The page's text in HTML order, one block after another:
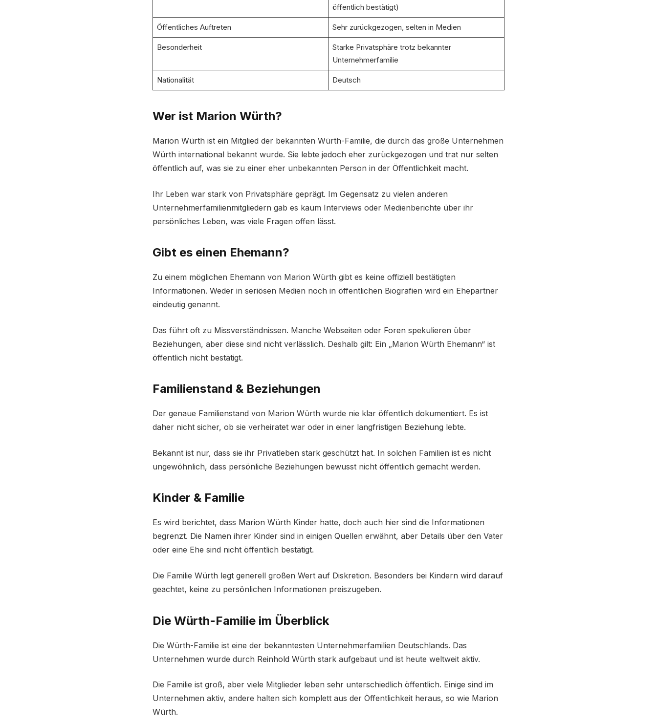
öffentlich bestätigt)
Öffentliches Auftreten Sehr zurückgezogen, selten in Medien
Besonderheit
Starke Privatsphäre trotz bekannter
Unternehmerfamilie
Nationalität Deutsch
Wer ist Marion Würth?
Marion Würth ist ein Mitglied der bekannten Würth-Familie, die durch das große Unternehmen
Würth international bekannt wurde. Sie lebte jedoch eher zurückgezogen und trat nur selten
öffentlich auf, was sie zu einer eher unbekannten Person in der Öffentlichkeit macht.
Ihr Leben war stark von Privatsphäre geprägt. Im Gegensatz zu vielen anderen
Unternehmerfamilienmitgliedern gab es kaum Interviews oder Medienberichte über ihr
persönliches Leben, was viele Fragen offen lässt.
Gibt es einen Ehemann?
Zu einem möglichen Ehemann von Marion Würth gibt es keine offiziell bestätigten
Informationen. Weder in seriösen Medien noch in öffentlichen Biografien wird ein Ehepartner
eindeutig genannt.
Das führt oft zu Missverständnissen. Manche Webseiten oder Foren spekulieren über
Beziehungen, aber diese sind nicht verlässlich. Deshalb gilt: Ein „Marion Würth Ehemann“ ist
öffentlich nicht bestätigt.
Familienstand & Beziehungen
Der genaue Familienstand von Marion Würth wurde nie klar öffentlich dokumentiert. Es ist
daher nicht sicher, ob sie verheiratet war oder in einer langfristigen Beziehung lebte.
Bekannt ist nur, dass sie ihr Privatleben stark geschützt hat. In solchen Familien ist es nicht
ungewöhnlich, dass persönliche Beziehungen bewusst nicht öffentlich gemacht werden.
Kinder & Familie
Es wird berichtet, dass Marion Würth Kinder hatte, doch auch hier sind die Informationen
begrenzt. Die Namen ihrer Kinder sind in einigen Quellen erwähnt, aber Details über den Vater
oder eine Ehe sind nicht öffentlich bestätigt.
Die Familie Würth legt generell großen Wert auf Diskretion. Besonders bei Kindern wird darauf
geachtet, keine zu persönlichen Informationen preiszugeben.
Die Würth-Familie im Überblick
Die Würth-Familie ist eine der bekanntesten Unternehmerfamilien Deutschlands. Das
Unternehmen wurde durch Reinhold Würth stark aufgebaut und ist heute weltweit aktiv.
Die Familie ist groß, aber viele Mitglieder leben sehr unterschiedlich öffentlich. Einige sind im
Unternehmen aktiv, andere halten sich komplett aus der Öffentlichkeit heraus, so wie Marion
Würth.